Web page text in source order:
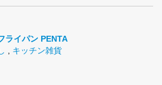
ライパン PENTA
, キッチン雑貨